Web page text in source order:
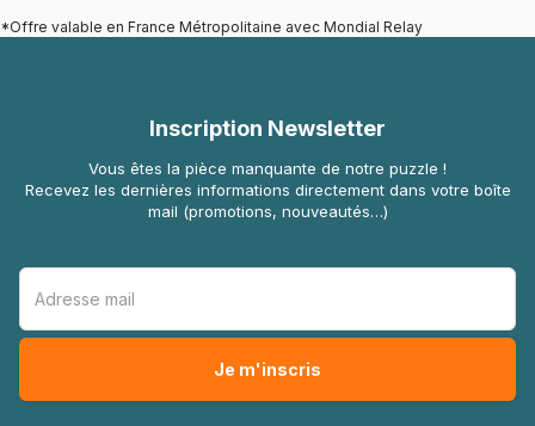
*Offre valable en France Métropolitaine avec Mondial Relay
Inscription Newsletter
Vous êtes la pièce manquante de notre puzzle !
Recevez les dernières informations directement dans votre boîte
mail (promotions, nouveautés…)